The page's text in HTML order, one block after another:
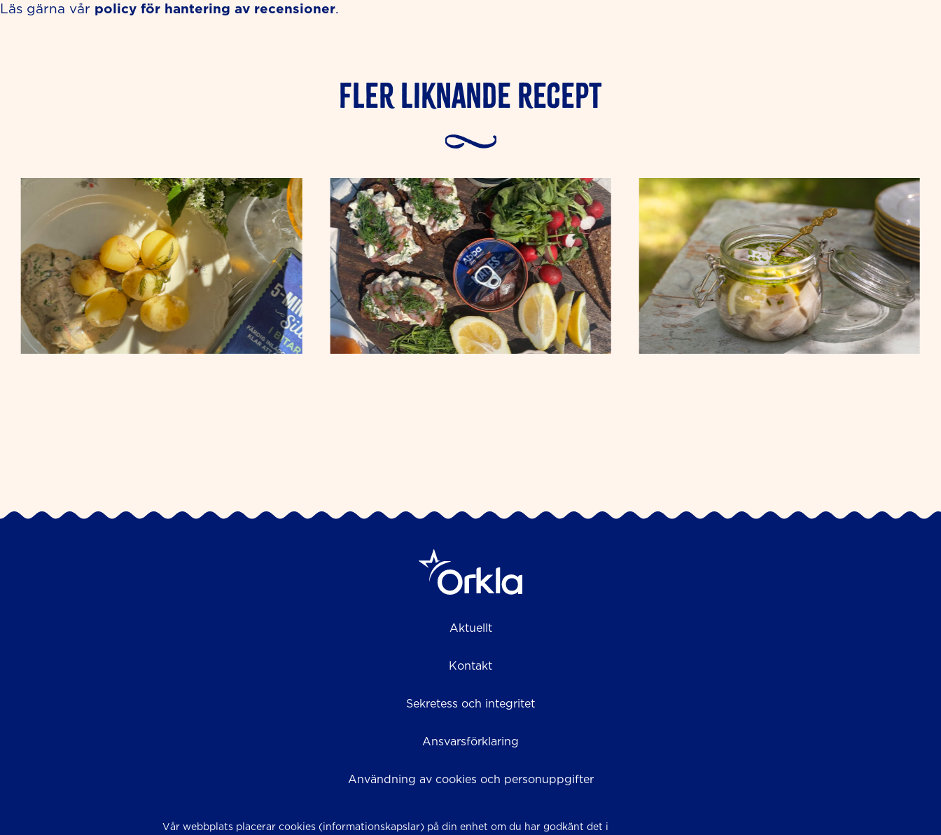
Läs gärna vår policy för hantering av recensioner.
Fler liknande Recept
Aktuellt
Kontakt
Sekretess och integritet
Ansvarsförklaring
Användning av cookies och personuppgifter
Vår webbplats placerar cookies (informationskapslar) på din enhet om du har godkänt det i